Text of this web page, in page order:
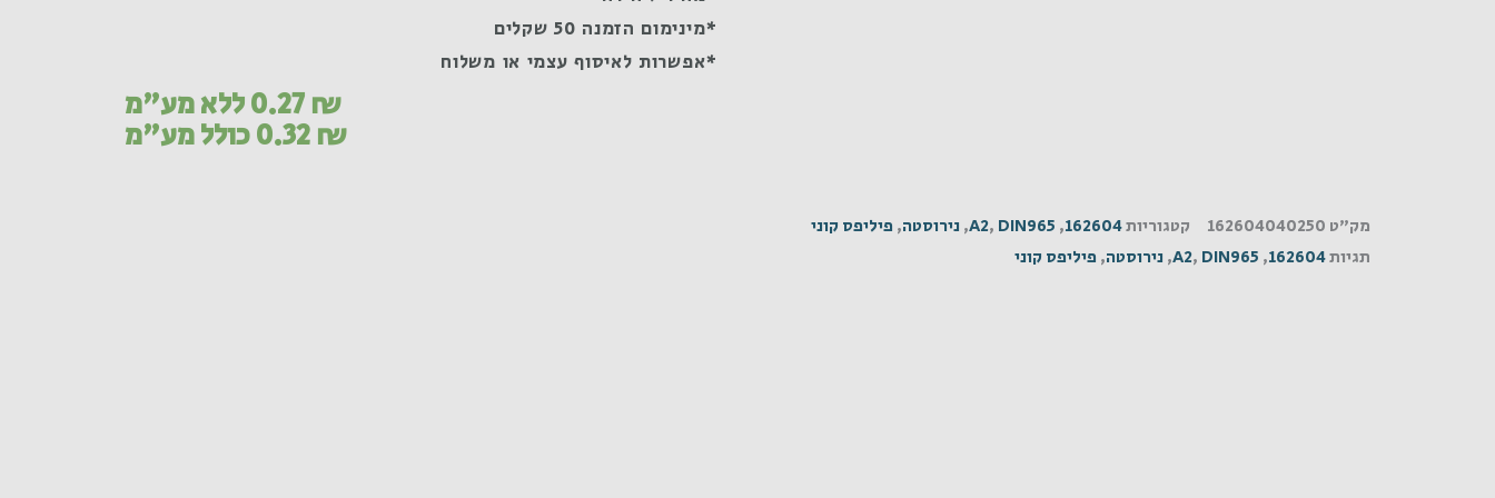
*מינימום הזמנה 50 שקלים
*אפשרות לאיסוף עצמי או משלוח
0.27₪ ללא מע"מ
0.32₪ כולל מע"מ
מק"ט 162604040250 קטגוריות162604
,
A2, DIN965
, נירוסטה, פיליפס קוני
תגיות162604
,
A2, DIN965
, נירוסטה, פיליפס קוני